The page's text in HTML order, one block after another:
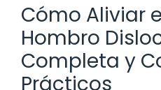
Cómo Aliviar
Hombro
Completa y
Prácticos